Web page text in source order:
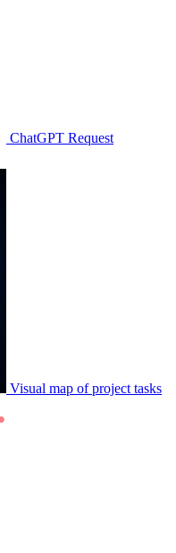
ChatGPT Request
Visual map of project tasks